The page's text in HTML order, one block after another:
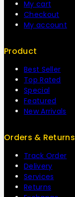
My cart
Checkout
My account
Product
Best Seller
Top Rated
Special
Featured
New Arrivals
Orders & Returns
Track Order
Delivery
Services
Returns